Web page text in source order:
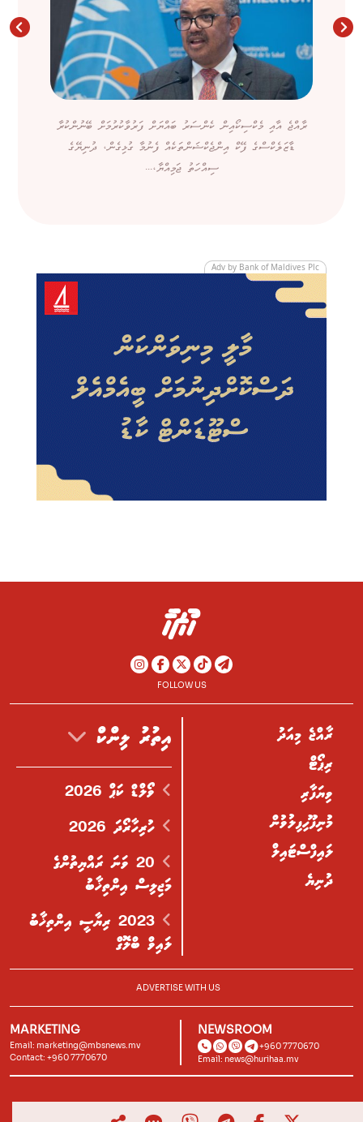
ރާއްޖެ އާއި މެކްސިކޯއިން ކެންސަރު ބައްޔަށް ފަރުވާކުރުމަށް ބޭނުންކުރާ
ޑާޒަލެކްސްގެ ފޭކް އިންޖެކްޝަންތަކެއް ފެނުމާ ގުޅިގެން، ދުނިޔޭގެ
ސިއްހަތު ޖަމިއްޔާ،...
Adv by Bank of Maldives Plc
FOLLOW US
ރާއްޖެ މިއަދު
ރިޕޯޓް
ވިޔަފާރި
މުނިފޫހިފިލުވުން
ލައިފްސްޓައިލް
ދުނިޔެ
އިތުރު ލިންކް
ވޯލްޑް ކަޕް 2026
ހުރިހާރޯދަ 2026
20 ވަނަ ރައްޔިތުންގެ
މަޖިލިސް އިންތިޚާބު
2023 ރިޔާސީ އިންތިޚާބު
ލައިވް ބްލޮގް
ADVERTISE WITH US
MARKETING
Email: marketing@mbsnews.mv
Contact: +960 7770670
NEWSROOM
+960 7770670
Email: news@hurihaa.mv
Powered by
Lagoon Labs